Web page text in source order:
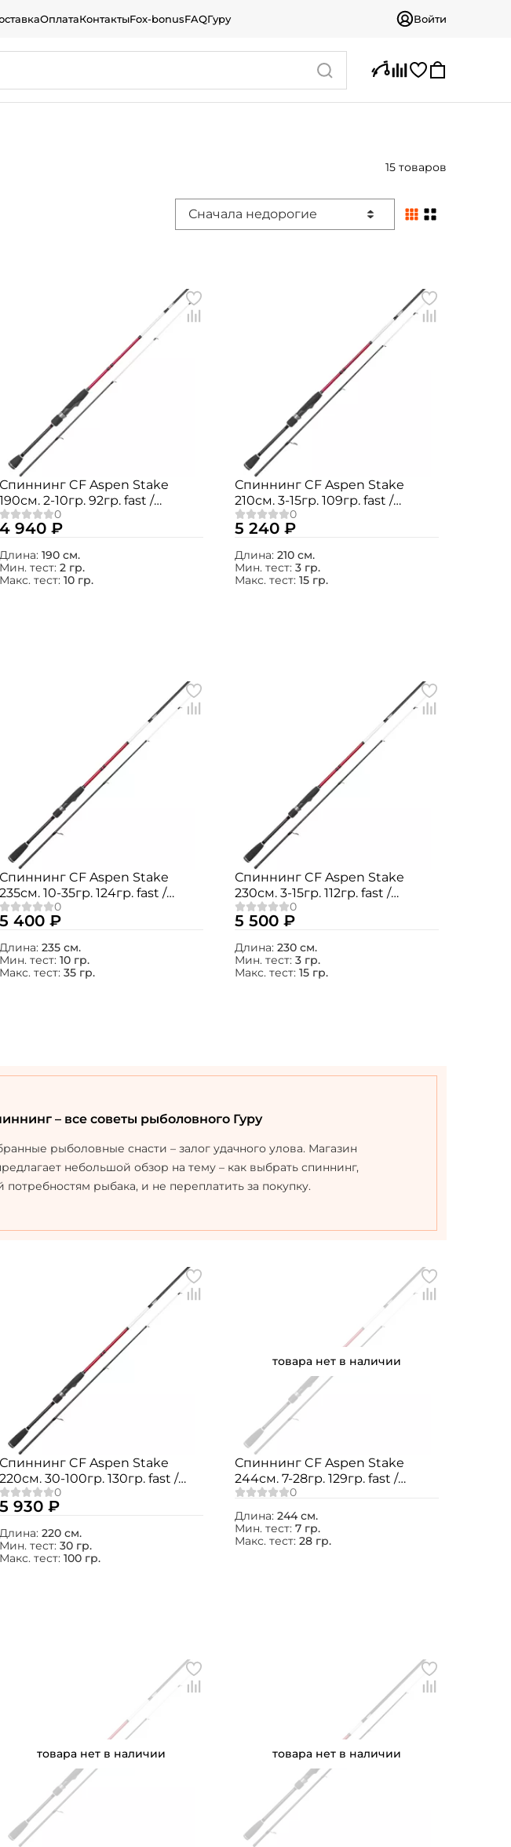
ОплатаКонтактыFox-bonusFAQГуру Войти
15 товаров
Сначала недорогие
Спиннинг CF Aspen Stake
190см. 2-10гр. 92гр. fast /
AS622LT
4 940 ₽
Длина: 190 см.
Мин. тест: 2 гр.
Макс. тест: 10 гр.
Спиннинг CF Aspen Stake
210см. 3-15гр. 109гр. fast /
AS692LT
5 240 ₽
Длина: 210 см.
Мин. тест: 3 гр.
Макс. тест: 15 гр.
Спиннинг CF Aspen Stake
235см. 10-35гр. 124гр. fast /
AS772MH
5 400 ₽
Длина: 235 см.
Мин. тест: 10 гр.
Макс. тест: 35 гр.
Спиннинг CF Aspen Stake
230см. 3-15гр. 112гр. fast /
AS762LT
5 500 ₽
Длина: 230 см.
Мин. тест: 3 гр.
Макс. тест: 15 гр.
Спиннинг CF Aspen Stake
220см. 30-100гр. 130гр. fast /
AS732ЕНT
5 930 ₽
Длина: 220 см.
Мин. тест: 30 гр.
Макс. тест: 100 гр.
товара нет в наличии
Спиннинг CF Aspen Stake
244см. 7-28гр. 129гр. fast /
ASSR802MT
Длина: 244 см.
Мин. тест: 7 гр.
Макс. тест: 28 гр.
товара нет в наличии товара нет в наличии
– все советы рыболовного Гуру
рыболовные снасти – залог удачного улова. Магазин
небольшой обзор на тему – как выбрать спиннинг,
рыбака, и не переплатить за покупку.